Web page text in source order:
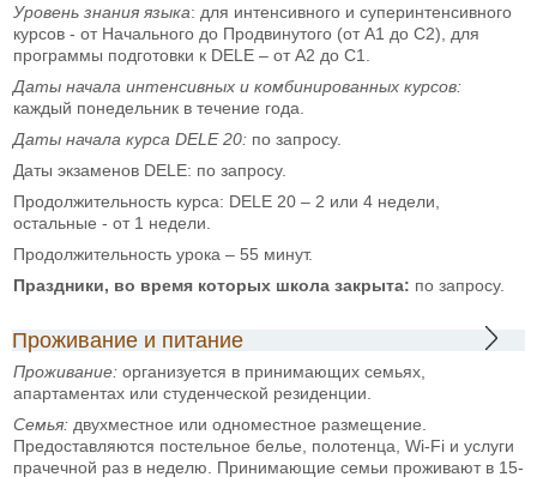
Уровень знания языка: для интенсивного и суперинтенсивного
курсов - от Начального до Продвинутого (от А1 до С2), для
программы подготовки к DELE – от А2 до С1.
Даты начала интенсивных и комбинированных курсов:
каждый понедельник в течение года.
Даты начала курса DELE20: по запросу.
Даты экзаменов DELE: по запросу.
Продолжительность курса: DELE 20 – 2 или 4 недели,
остальные - от 1 недели.
Продолжительность урока – 55 минут.
Праздники, во время которых школа закрыта: по запросу.
Проживание и питание
Проживание: организуется в принимающих семьях,
апартаментах или студенческой резиденции.
Семья: двухместное или одноместное размещение.
Предоставляются постельное белье, полотенца, Wi-Fi и услуги
прачечной раз в неделю. Принимающие семьи проживают в 15-